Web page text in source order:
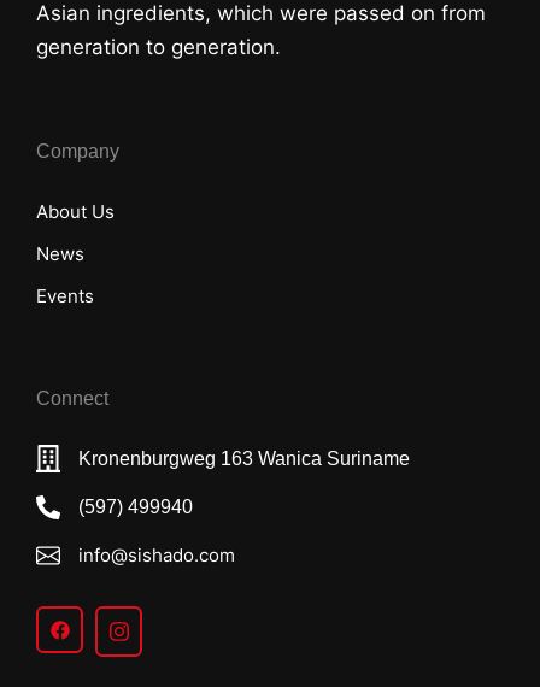
Asian ingredients, which were passed on from
generation to generation.
Company
About Us
News
Events
Connect
Kronenburgweg 163 Wanica Suriname
(597) 499940
info@sishado.com